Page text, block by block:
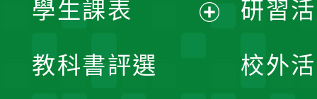
學生課表
教科書評選
研習
校外